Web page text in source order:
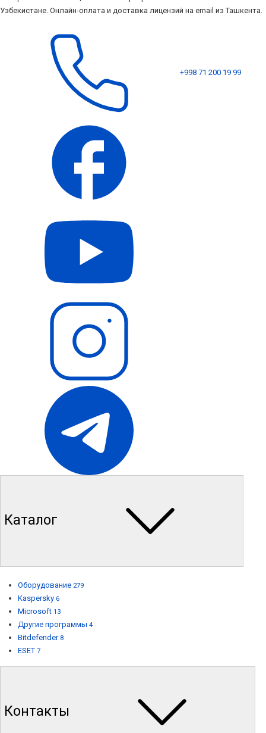
Узбекистане. Онлайн-оплата и доставка лицензий на email из Ташкента.
+998 71 200 19 99
Каталог
Оборудование 279
Kaspersky 6
Microsoft 13
Другие программы 4
Bitdefender 8
ESET 7
Контакты